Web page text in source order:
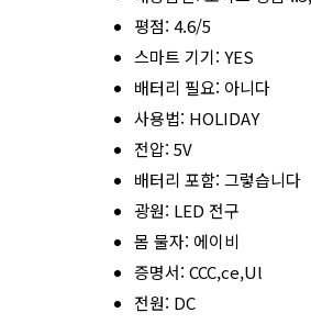
평점: 4.6/5
스마트 기기: YES
배터리 필요: 아니다
사용법: HOLIDAY
전압: 5V
배터리 포함: 그렇습니다
광원: LED 전구
몸 물자: 에이비
증명서: CCC,ce,Ul
전원: DC